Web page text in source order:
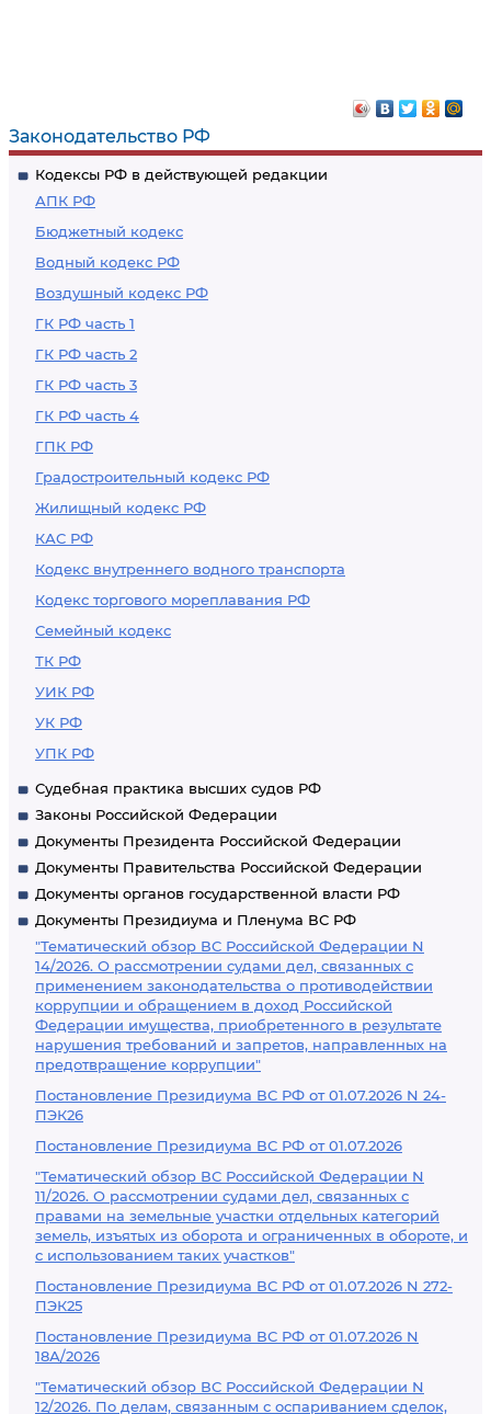
Законодательство РФ
Кодексы РФ в действующей редакции
АПК РФ
Бюджетный кодекс
Водный кодекс РФ
Воздушный кодекс РФ
ГК РФ часть 1
ГК РФ часть 2
ГК РФ часть 3
ГК РФ часть 4
ГПК РФ
Градостроительный кодекс РФ
Жилищный кодекс РФ
КАС РФ
Кодекс внутреннего водного транспорта
Кодекс торгового мореплавания РФ
Семейный кодекс
ТК РФ
УИК РФ
УК РФ
УПК РФ
Судебная практика высших судов РФ
Законы Российской Федерации
Документы Президента Российской Федерации
Документы Правительства Российской Федерации
Документы органов государственной власти РФ
Документы Президиума и Пленума ВС РФ
"Тематический обзор ВС Российской Федерации N
14/2026. О рассмотрении судами дел, связанных с
применением законодательства о противодействии
коррупции и обращением в доход Российской
Федерации имущества, приобретенного в результате
нарушения требований и запретов, направленных на
предотвращение коррупции"
Постановление Президиума ВС РФ от 01.07.2026 N 24-
ПЭК26
Постановление Президиума ВС РФ от 01.07.2026
"Тематический обзор ВС Российской Федерации N
11/2026. О рассмотрении судами дел, связанных с
правами на земельные участки отдельных категорий
земель, изъятых из оборота и ограниченных в обороте, и
с использованием таких участков"
Постановление Президиума ВС РФ от 01.07.2026 N 272-
ПЭК25
Постановление Президиума ВС РФ от 01.07.2026 N
18А/2026
"Тематический обзор ВС Российской Федерации N
12/2026. По делам, связанным с оспариванием сделок,